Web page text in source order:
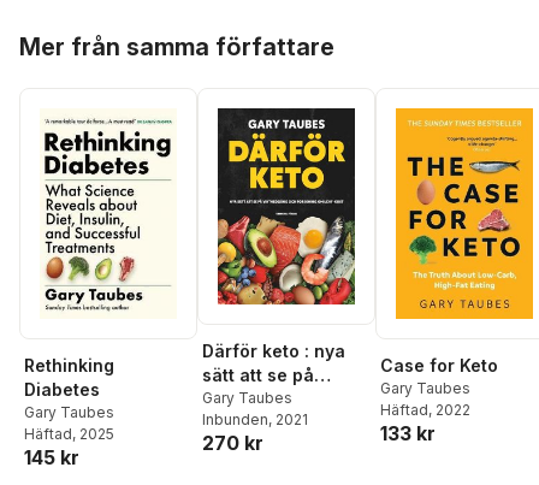
Mer från samma författare
Rethinking
Diabetes
Gary Taubes
Häftad, 2025
145 kr
Därför keto : nya
sätt att se på
viktnedgång och
forskning om
LCHF-kost
Gary Taubes
Inbunden, 2021
270 kr
Case for Keto
Gary Taubes
Häftad, 2022
133 kr